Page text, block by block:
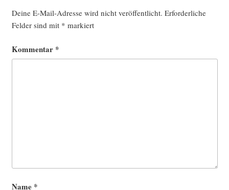
Deine E-Mail-Adresse wird nicht veröffentlicht. Erforderliche
Felder sind mit * markiert
Kommentar *
Name *